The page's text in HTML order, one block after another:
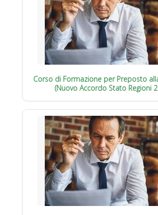
Corso di Formazione per Preposto
(Nuovo Accordo Stato Regioni